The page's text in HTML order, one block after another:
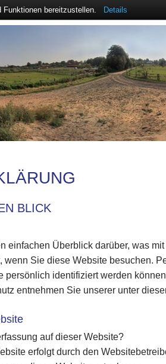
BLICK
einfachen Überblick darüber, was mit
Sie diese Website besuchen.
persönlich identifiziert werden
entnehmen Sie unserer unter
auf dieser Website?
erfolgt durch den
bereitzustellen. Details